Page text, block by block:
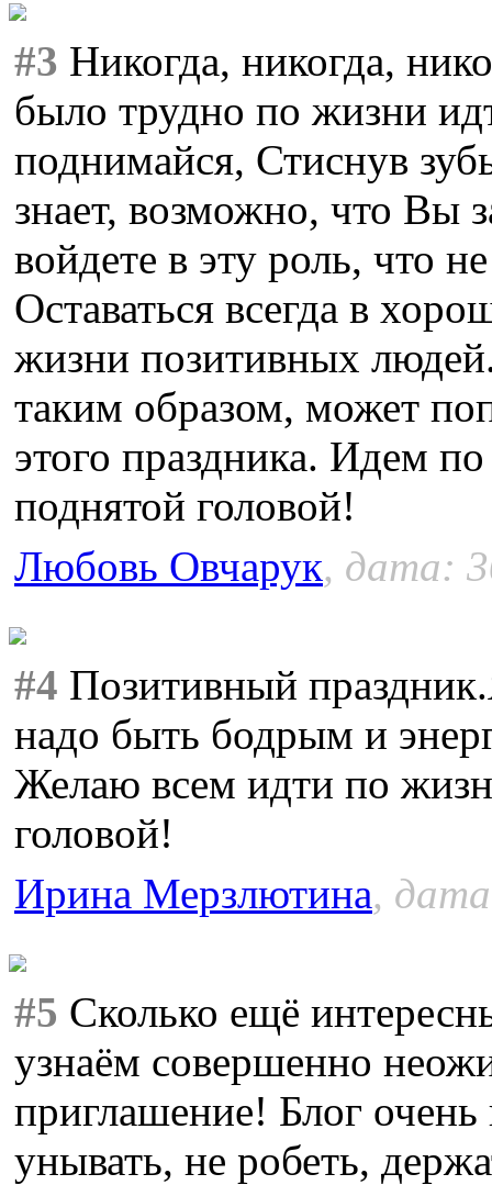
#3 Никогда, никогда,
было трудно по жизни
поднимайся, Стиснув
знает, возможно, что Вы
войдете в эту роль, что
Оставаться всегда в
жизни позитивных
таким образом, может
этого праздника. Идем
поднятой головой!
Любовь Овчарук, дата:
#4 Позитивный
надо быть бодрым и
Желаю всем идти по
головой!
Ирина Мерзлютина,
#5 Сколько ещё
узнаём совершенно
приглашение! Блог
унывать, не робеть,